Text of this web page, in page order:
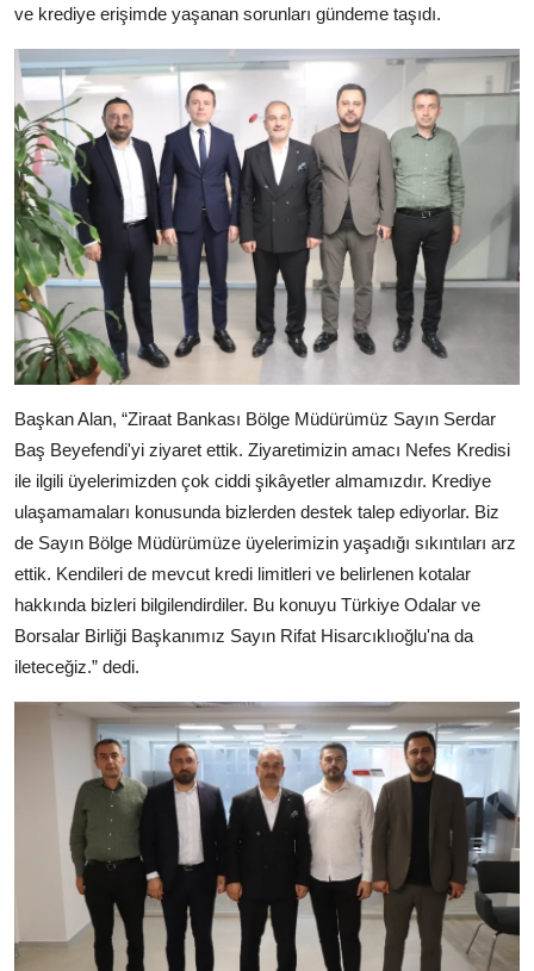
ve krediye erişimde yaşanan sorunları gündeme taşıdı.
Başkan Alan, “Ziraat Bankası Bölge Müdürümüz Sayın Serdar
Baş Beyefendi'yi ziyaret ettik. Ziyaretimizin amacı Nefes Kredisi
ile ilgili üyelerimizden çok ciddi şikâyetler almamızdır. Krediye
ulaşamamaları konusunda bizlerden destek talep ediyorlar. Biz
de Sayın Bölge Müdürümüze üyelerimizin yaşadığı sıkıntıları arz
ettik. Kendileri de mevcut kredi limitleri ve belirlenen kotalar
hakkında bizleri bilgilendirdiler. Bu konuyu Türkiye Odalar ve
Borsalar Birliği Başkanımız Sayın Rifat Hisarcıklıoğlu'na da
ileteceğiz.” dedi.